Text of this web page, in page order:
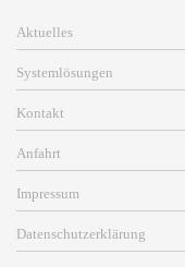
Aktuelles
Systemlösungen
Kontakt
Anfahrt
Impressum
Datenschutzerklärung